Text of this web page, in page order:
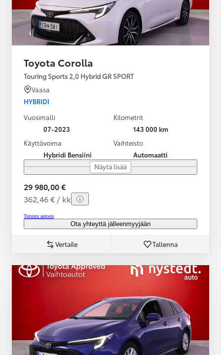
Toyota Corolla
Touring Sports 2,0 Hybrid GR SPORT
Vaasa
HYBRIDI
Vuosimalli
07-2023
Kilometrit
143 000 km
Käyttövoima
Hybridi Bensiini
Vaihteisto
Automaatti
Näytä lisää
29 980,00 €
362,46 € / kk
Tutustu autoon
Ota yhteyttä jälleenmyyjään
Vertaile Tallenna